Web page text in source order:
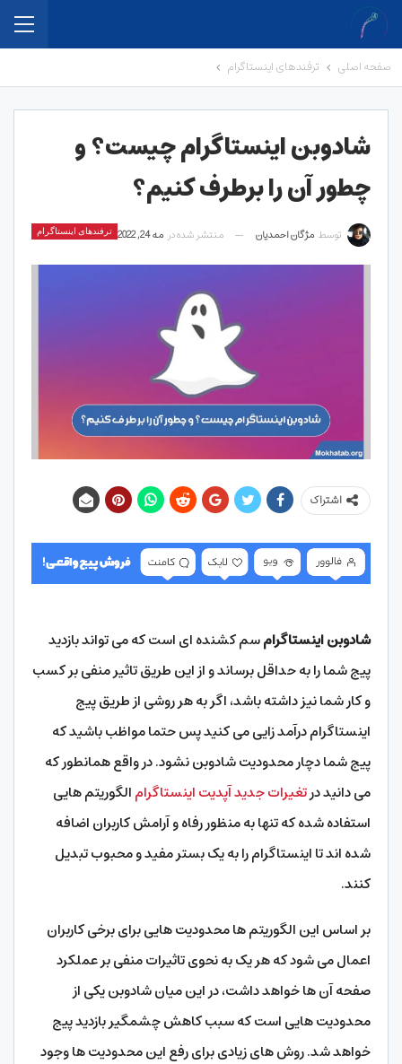
صفحه اصلی ترفندهای اینستاگرام
شادوبن اینستاگرام چیست؟ و
چطور آن را برطرف کنیم؟
ترفندهای اینستاگرام توسط مژگان احمدیان منتشر شده در مه 24, 2022
اشتراک
شادوبن اینستاگرامسم کشنده ای است که می تواند بازدید
پیج شما را به حداقل برساند و از این طریق تاثیر منفی بر کسب
و کار شما نیز داشته باشد، اگر به هر روشی از طریق پیج
اینستاگرام درآمد زایی می کنید پس حتما مواظب باشید که
پیج شما دچار محدودیت شادوبن نشود. در واقع همانطور که
می دانید درتغیرات جدید آپدیت اینستاگرامالگوریتم هایی
استفاده شده که تنها به منظور رفاه و آرامش کاربران اضافه
شده اند تا اینستاگرام را به یک بستر مفید و محبوب تبدیل
کنند.
بر اساس این الگوریتم ها محدودیت هایی برای برخی کاربران
اعمال می شود که هر یک به نحوی تاثیرات منفی بر عملکرد
صفحه آن ها خواهد داشت، در این میان شادوبن یکی از
محدودیت هایی است که سبب کاهش چشمگیر بازدید پیج
خواهد شد. روش های زیادی برای رفع این محدودیت ها وجود